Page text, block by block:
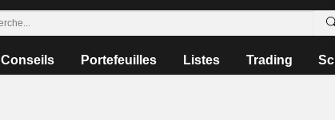
Conseils Portefeuilles Listes Trading